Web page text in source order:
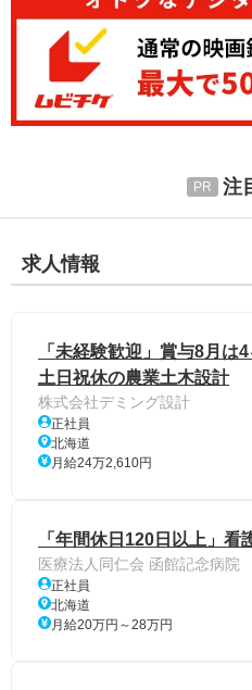
注
求人情報
「未経験歓迎」賞与8月は
土日祝休の農業土木設計
株式会社デミング設計
正社員
北海道
月給24万2,610円
「年間休日120日以上」看
医療法人同仁会 函館記念病院
正社員
北海道
月給20万円～28万円